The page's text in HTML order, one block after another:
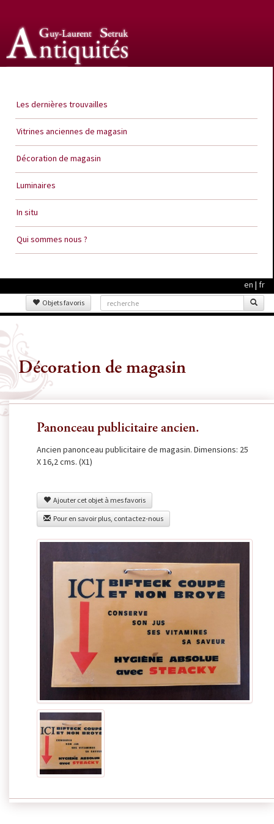
Les dernières trouvailles
Vitrines anciennes de magasin
Décoration de magasin
Luminaires
In situ
Qui sommes nous ?
en | fr
Objets favoris
Décoration de magasin
Panonceau publicitaire ancien.
Ancien panonceau publicitaire de magasin. Dimensions: 25
X 16,2 cms. (X1)
Ajouter cet objet à mes favoris
Pour en savoir plus, contactez-nous